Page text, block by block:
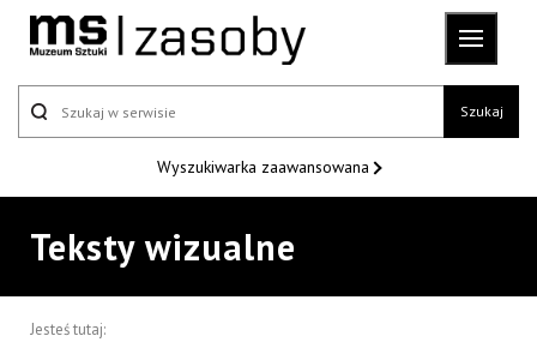
Szukaj
Wyszukiwarka zaawansowana
Teksty wizualne
Jesteś tutaj: